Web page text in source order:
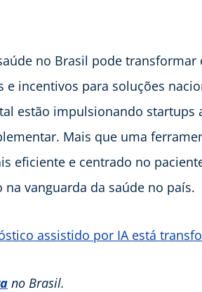
no Brasil pode
incentivos para soluções
estão impulsionando startups
Mais que uma
eficiente e centrado no
vanguarda da saúde no país.
assistido por IA está
no Brasil.